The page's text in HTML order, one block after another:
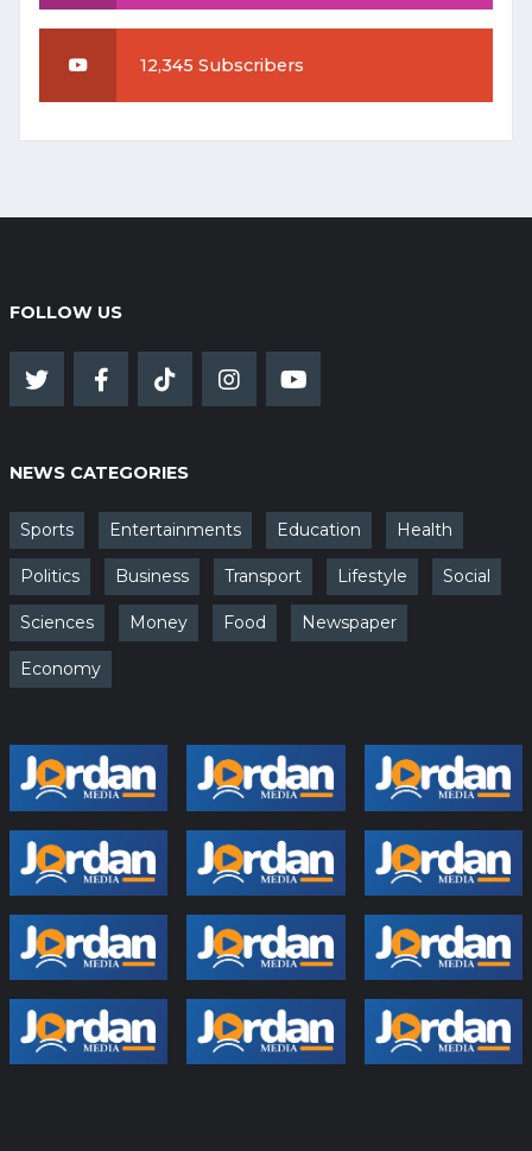
12,345 Subscribers
FOLLOW US
NEWS CATEGORIES
Sports Entertainments Education Health
Politics Business Transport Lifestyle Social
Sciences Money Food Newspaper
Economy